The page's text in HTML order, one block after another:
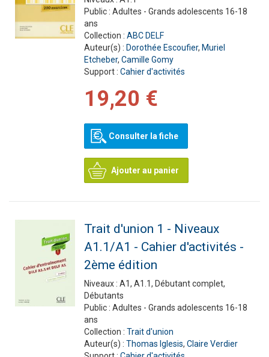
Public : Adultes - Grands adolescents 16-18
ans
Collection : ABC DELF
Auteur(s) : Dorothée Escoufier, Muriel
Etcheber, Camille Gomy
Support : Cahier d'activités
19,20 €
Consulter la fiche
Ajouter au panier
Trait d'union 1 - Niveaux
A1.1/A1 - Cahier d'activités -
2ème édition
Niveaux : A1, A1.1, Débutant complet,
Débutants
Public : Adultes - Grands adolescents 16-18
ans
Collection : Trait d'union
Auteur(s) : Thomas Iglesis, Claire Verdier